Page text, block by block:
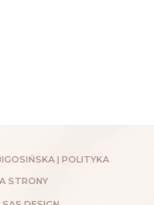
|POLITYKA
STRONY